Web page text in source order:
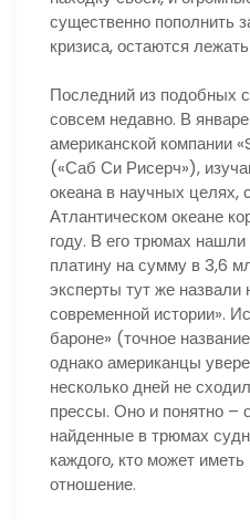
существенно пополнить
кризиса, остаются
Последний из подобных
совсем недавно. В
американской компании
(«Саб Си Рисерч»),
океана в научных целях,
Атлантическом океане
году. В его трюмах
платину на сумму в 3,6
эксперты тут же назвали
современной истории».
бароне» (точное
однако американцы
несколько дней не
прессы. Оно и понятно –
найденные в трюмах
каждого, кто может
отношение.